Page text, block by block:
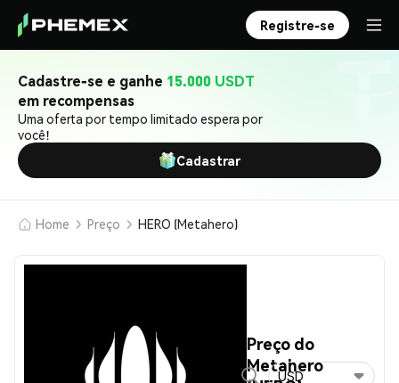
Registre-se
Cadastre-se e ganhe 15.000 USDT
em recompensas
Uma oferta por tempo limitado espera por
você!
Cadastrar
Home Preço HERO (Metahero)
Preço do
Metahero
USD